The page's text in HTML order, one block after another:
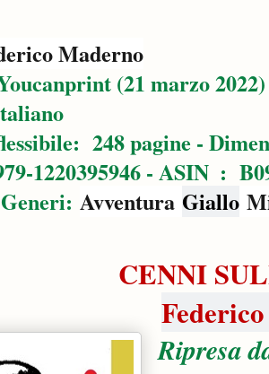
Maderno
(21 marzo 2022)
248 pagine -
1220395946 - ASIN ‏ : ‎
Avventura Giallo
CENNI
Ripresa